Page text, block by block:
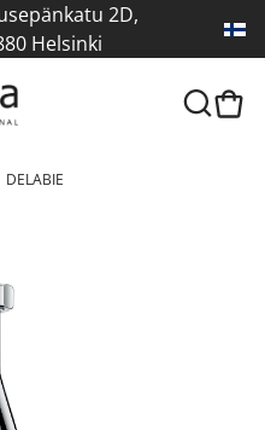
2D,
Helsinki
DELABIE